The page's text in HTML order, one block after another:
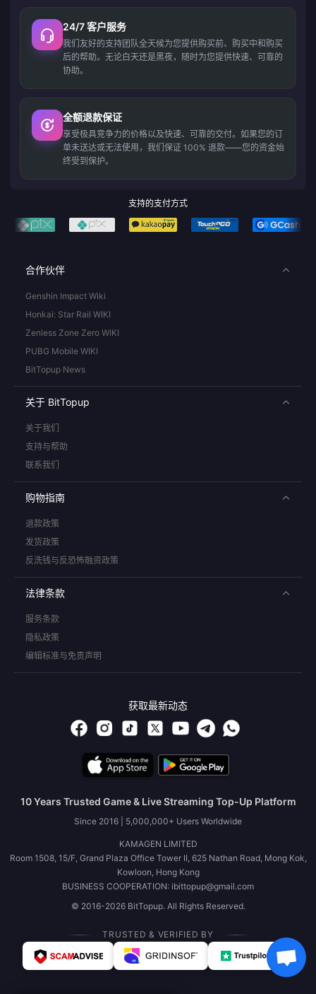
24/7 客户服务
我们友好的支持团队全天候为您提供购买前、购买中和购买
后的帮助。无论白天还是黑夜，随时为您提供快速、可靠的
协助。
全额退款保证
享受极具竞争力的价格以及快速、可靠的交付。如果您的订
单未送达或无法使用，我们保证 100% 退款——您的资金始
终受到保护。
支持的支付方式
合作伙伴
Genshin Impact Wiki
Honkai: Star Rail WIKI
Zenless Zone Zero WIKI
PUBG Mobile WIKI
BitTopup News
关于 BitTopup
关于我们
支持与帮助
联系我们
购物指南
退款政策
发货政策
反洗钱与反恐怖融资政策
法律条款
服务条款
隐私政策
编辑标准与免责声明
获取最新动态
10 Years Trusted Game & Live Streaming Top-Up Platform
Since 2016 | 5,000,000+ Users Worldwide
KAMAGEN LIMITED
Room 1508, 15/F, Grand Plaza Office Tower II, 625 Nathan Road, Mong Kok,
Kowloon, Hong Kong
BUSINESS COOPERATION: ibittopup@gmail.com
© 2016-2026 BitTopup. All Rights Reserved.
TRUSTED & VERIFIED BY